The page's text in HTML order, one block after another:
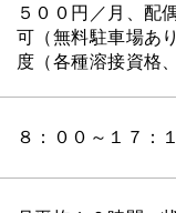
５００円／月、配
可（無料駐車場あ
度（各種溶接資格
８：００～１７：